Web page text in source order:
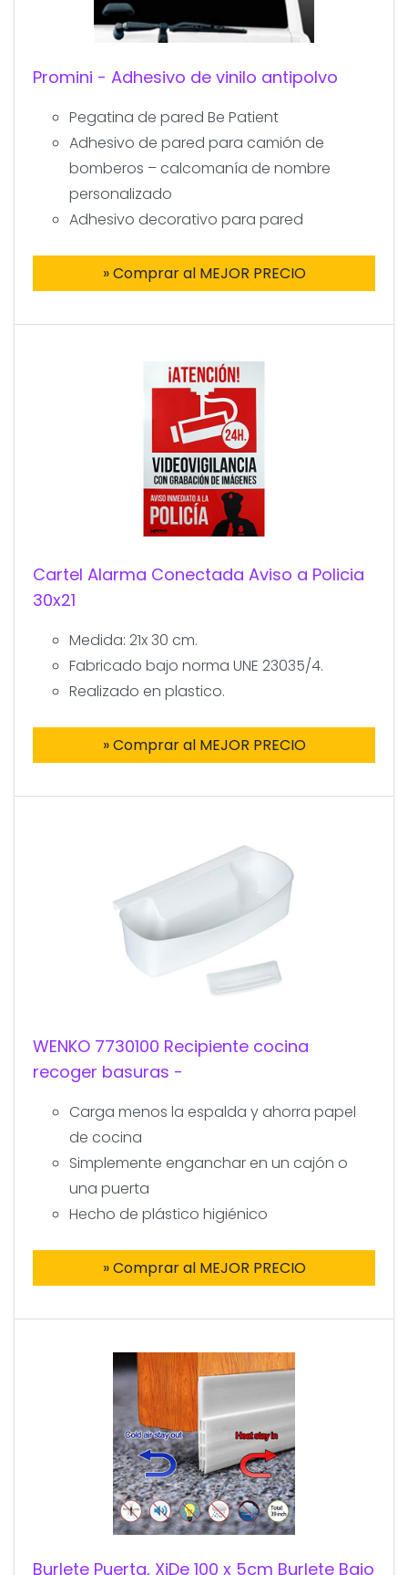
Promini - Adhesivo de vinilo antipolvo
Pegatina de pared Be Patient
Adhesivo de pared para camión de
bomberos – calcomanía de nombre
personalizado
Adhesivo decorativo para pared
» Comprar al MEJOR PRECIO
Cartel Alarma Conectada Aviso a Policia
30x21
Medida: 21x 30 cm.
Fabricado bajo norma UNE 23035/4.
Realizado en plastico.
» Comprar al MEJOR PRECIO
WENKO 7730100 Recipiente cocina
recoger basuras -
Carga menos la espalda y ahorra papel
de cocina
Simplemente enganchar en un cajón o
una puerta
Hecho de plástico higiénico
» Comprar al MEJOR PRECIO
Burlete Puerta, XiDe 100 x 5cm Burlete Bajo